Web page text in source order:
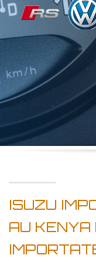
ISUZU
AU